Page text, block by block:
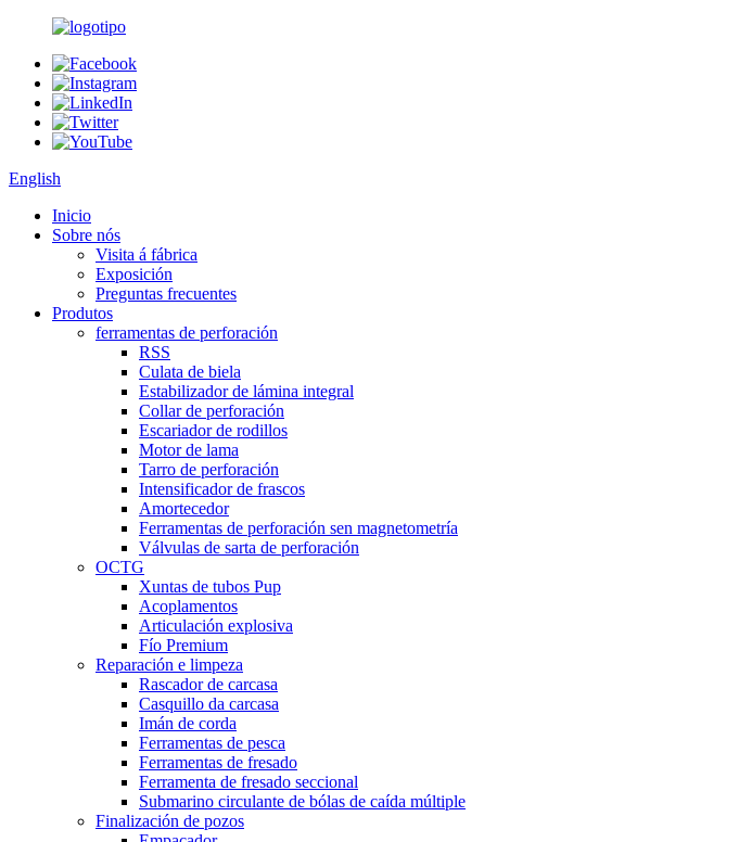
English
Inicio
Sobre nós
Visita á fábrica
Exposición
Preguntas frecuentes
Produtos
ferramentas de perforación
RSS
Culata de biela
Estabilizador de lámina integral
Collar de perforación
Escariador de rodillos
Motor de lama
Tarro de perforación
Intensificador de frascos
Amortecedor
Ferramentas de perforación sen magnetometría
Válvulas de sarta de perforación
OCTG
Xuntas de tubos Pup
Acoplamentos
Articulación explosiva
Fío Premium
Reparación e limpeza
Rascador de carcasa
Casquillo da carcasa
Imán de corda
Ferramentas de pesca
Ferramentas de fresado
Ferramenta de fresado seccional
Submarino circulante de bólas de caída múltiple
Finalización de pozos